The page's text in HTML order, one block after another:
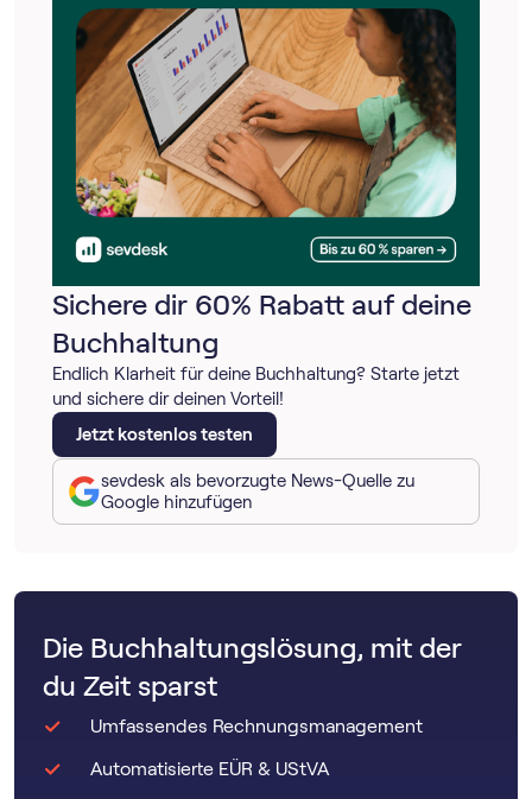
Sichere dir 60% Rabatt auf deine
Buchhaltung
Endlich Klarheit für deine Buchhaltung? Starte jetzt
und sichere dir deinen Vorteil!
Jetzt kostenlos testen
sevdesk als bevorzugte News-Quelle zu
Google hinzufügen
Die Buchhaltungslösung, mit der
du Zeit sparst
Umfassendes Rechnungsmanagement
Automatisierte EÜR & UStVA